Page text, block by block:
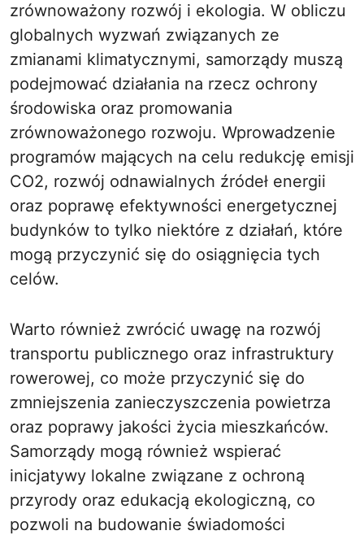
zrównoważony rozwój i ekologia. W obliczu
globalnych wyzwań związanych ze
zmianami klimatycznymi, samorządy muszą
podejmować działania na rzecz ochrony
środowiska oraz promowania
zrównoważonego rozwoju. Wprowadzenie
programów mających na celu redukcję emisji
CO2, rozwój odnawialnych źródeł energii
oraz poprawę efektywności energetycznej
budynków to tylko niektóre z działań, które
mogą przyczynić się do osiągnięcia tych
celów.
Warto również zwrócić uwagę na rozwój
transportu publicznego oraz infrastruktury
rowerowej, co może przyczynić się do
zmniejszenia zanieczyszczenia powietrza
oraz poprawy jakości życia mieszkańców.
Samorządy mogą również wspierać
inicjatywy lokalne związane z ochroną
przyrody oraz edukacją ekologiczną, co
pozwoli na budowanie świadomości